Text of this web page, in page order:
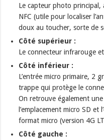
Le capteur photo principal,
NFC (utile pour localiser
doux au toucher, sorte de
Côté supérieur :
Le connecteur infrarouge
Côté inférieur :
L’entrée micro primaire, 2
trappe qui protège le
On retrouve également
l’emplacement micro SD et
format micro (version 4G
Côté gauche :